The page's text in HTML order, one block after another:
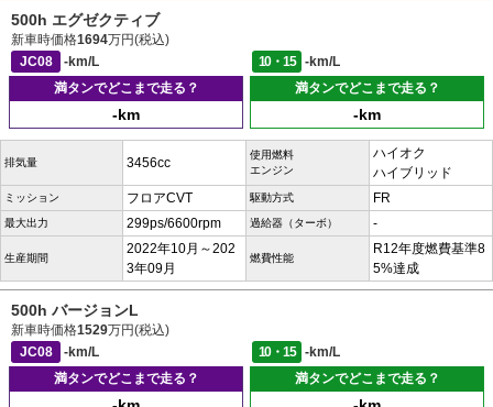
500h エグゼクティブ
新車時価格1694万円(税込)
JC08
-km/L 10・15
-km/L
満タンでどこまで走る？
-km
満タンでどこまで走る？
-km
排気量 3456cc
使用燃料
エンジン
ハイオク
ハイブリッド
ミッション フロアCVT 駆動方式 FR
最大出力 299ps/6600rpm 過給器（ターボ） -
生産期間
2022年10月～202
3年09月
燃費性能
R12年度燃費基準8
5%達成
500h バージョンL
新車時価格1529万円(税込)
JC08
-km/L 10・15
-km/L
満タンでどこまで走る？
満タンでどこまで走る？